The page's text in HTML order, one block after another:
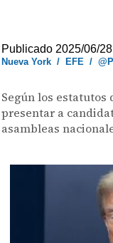
Publicado 2025/06/
Nueva York / EFE /
Según los
presentar a
asambleas